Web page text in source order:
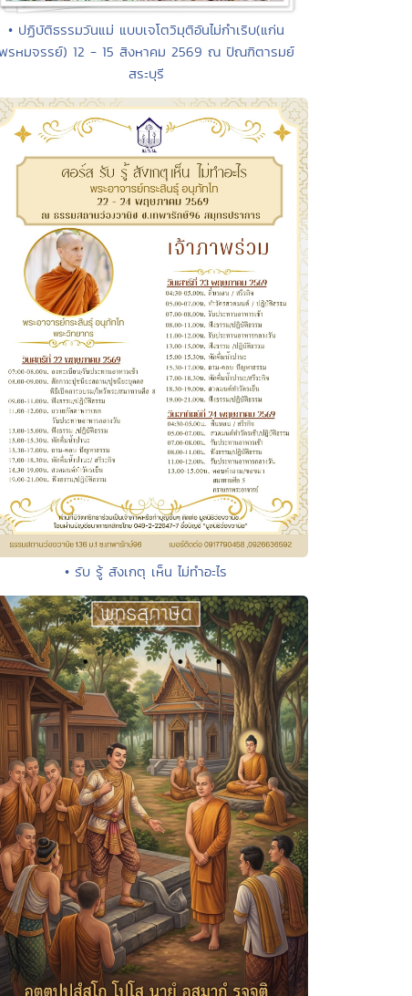
• ปฏิบัติธรรมวันแม่ แบบเจโตวิมุติอันไม่กำเริบ(แก่น
รหมจรรย์) 12 - 15 สิงหาคม 2569 ณ ปัณฑิตารมย์
สระบุรี
• รับ รู้ สังเกตุ เห็น ไม่ทำอะไร